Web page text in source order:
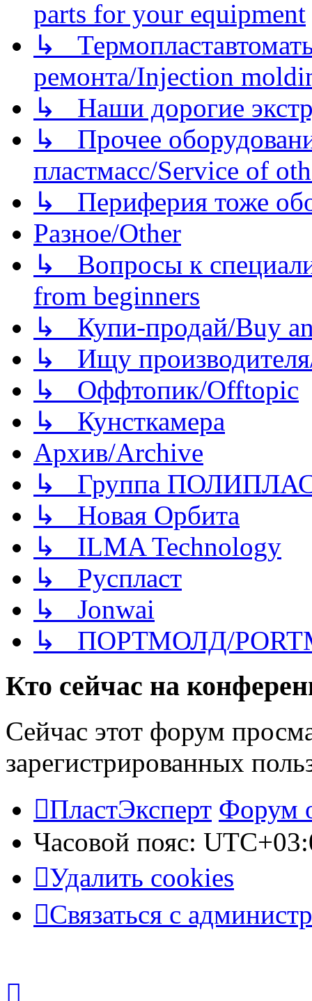
parts for your equipment
↳
ремонта/Injection
↳ Наши дорогие
↳ Прочее
пластмасс/Service of
↳ Периферия тоже
Разное/Other
↳ Вопросы к
from beginners
↳ Купи-продай/Buy
↳ Ищу
↳ Оффтопик/Offtopic
↳ Кунсткамера
Архив/Archive
↳ Группа
↳ Новая Орбита
↳ ILMA Technology
↳ Руспласт
↳ Jonwai
↳ ПОРТМОЛД/
Кто сейчас на
Сейчас этот форум
зарегистрированных
ПластЭксперт Форум
Часовой пояс:
Удалить cookies
Связаться с